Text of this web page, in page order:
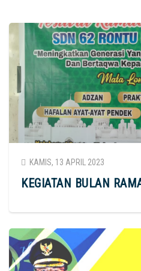
KAMIS, 13 APRIL 2023
KEGIATAN BULAN